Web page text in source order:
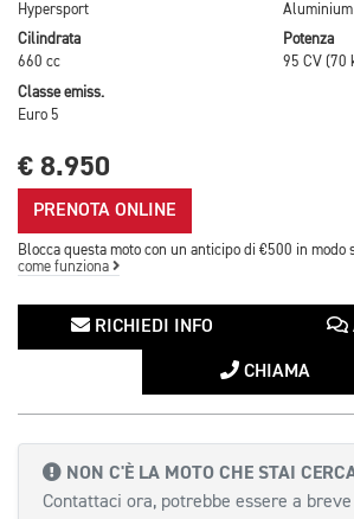
Hypersport
Cilindrata
660 cc
Potenza
95 CV (70
Classe emiss.
Euro 5
€ 8.950
PRENOTA ONLINE
Blocca questa moto con un anticipo di €500 in modo
come funziona
RICHIEDI INFO
CHIAMA
NON C'È LA MOTO CHE STAI
Contattaci ora, potrebbe essere a